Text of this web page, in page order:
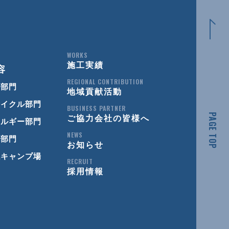
門
クル部門
ギー部門
門
ャンプ場
WORKS
施工実績
REGIONAL CONTRIBUTION
地域貢献活動
BUSINESS PARTNER
ご協力会社の皆様へ
NEWS
お知らせ
RECRUIT
採用情報
PAGE TOP